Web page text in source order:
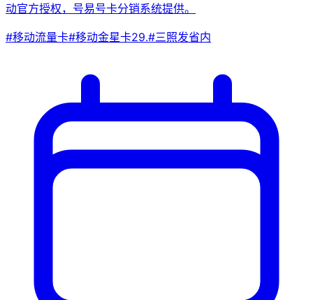
动官方授权，号易号卡分销系统提供。
#移动流量卡#移动金星卡29.#三照发省内